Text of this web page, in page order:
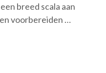
breed scala aan
voorbereiden …